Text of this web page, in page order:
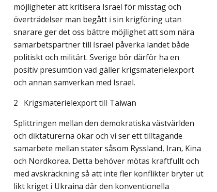
möjligheter att kritisera Israel för misstag och
överträdelser man begått i sin krigföring utan
snarare ger det oss bättre möjlighet att som nära
samarbetspartner till Israel påverka landet både
politiskt och militärt. Sverige bör därför ha en
positiv presumtion vad gäller krigsmaterielexport
och annan samverkan med Israel.
2 Krigsmaterielexport till Taiwan
Splittringen mellan den demokratiska västvärlden
och diktaturerna ökar och vi ser ett tilltagande
samarbete mellan stater såsom Ryssland, Iran, Kina
och Nordkorea. Detta behöver mötas kraftfullt och
med avskräckning så att inte fler konflikter bryter ut
likt kriget i Ukraina där den konventionella